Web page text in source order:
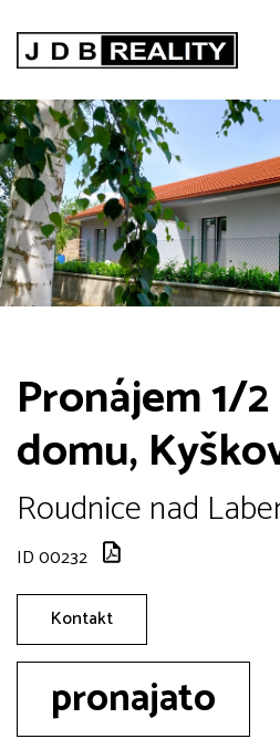
Pronájem 1/
domu,
Roudnice nad
ID 00232
Kontakt
pronajato